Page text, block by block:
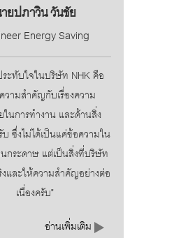
ยปภาวิน วันชัย
Energy Saving
ะทับใจในบริษัท NHK คือ
วามสำคัญกับเรื่องความ
นการทำงาน และด้านสิ่ง
ซึ่งไม่ได้เป็นแค่ข้อความใน
กระดาษ แต่เป็นสิ่งที่บริษัท
และให้ความสำคัญอย่างต่อ
เนื่องครับ"
อ่านเพิ่มเติม